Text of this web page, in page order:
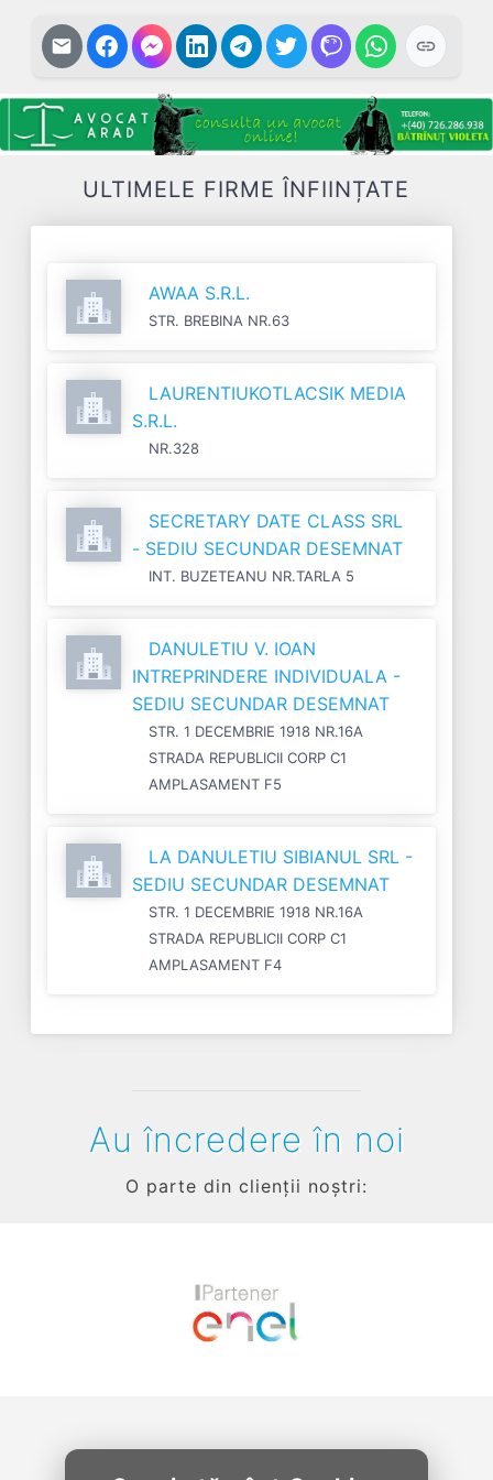
ULTIMELE FIRME ÎNFIINȚATE
AWAA S.R.L.
STR. BREBINA NR.63
LAURENTIUKOTLACSIK MEDIA
S.R.L.
NR.328
SECRETARY DATE CLASS SRL
- SEDIU SECUNDAR DESEMNAT
INT. BUZETEANU NR.TARLA 5
DANULETIU V. IOAN
INTREPRINDERE INDIVIDUALA -
SEDIU SECUNDAR DESEMNAT
STR. 1 DECEMBRIE 1918 NR.16A
STRADA REPUBLICII CORP C1
AMPLASAMENT F5
LA DANULETIU SIBIANUL SRL -
SEDIU SECUNDAR DESEMNAT
STR. 1 DECEMBRIE 1918 NR.16A
STRADA REPUBLICII CORP C1
AMPLASAMENT F4
Au încredere în noi
O parte din clienții noștri: